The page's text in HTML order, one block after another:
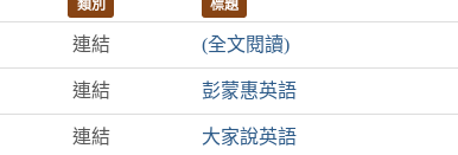
類別 標題
連結 (全文閱讀)
連結 彭蒙惠英語
連結 大家說英語